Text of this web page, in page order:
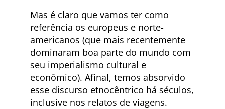
Mas é claro que vamos ter como
referência os europeus e norte-
americanos (que mais recentemente
dominaram boa parte do mundo com
seu imperialismo cultural e
econômico). Afinal, temos absorvido
esse discurso etnocêntrico há séculos,
inclusive nos relatos de viagens.